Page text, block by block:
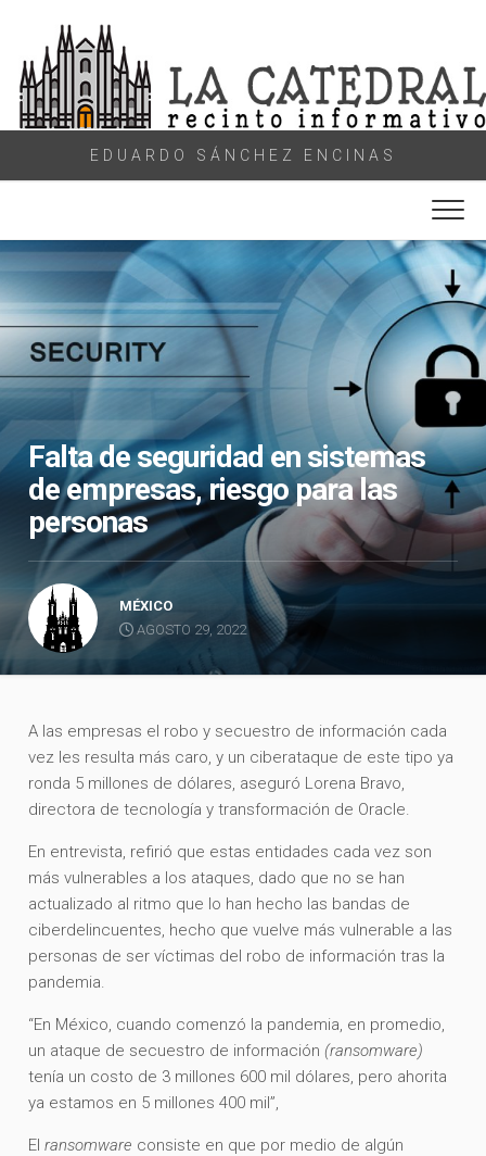
content
EDUARDO SÁNCHEZ ENCINAS
Falta de seguridad en sistemas
de empresas, riesgo para las
personas
MÉXICO
AGOSTO 29, 2022
A las empresas el robo y secuestro de información cada
vez les resulta más caro, y un ciberataque de este tipo ya
ronda 5 millones de dólares, aseguró Lorena Bravo,
directora de tecnología y transformación de Oracle.
En entrevista, refirió que estas entidades cada vez son
más vulnerables a los ataques, dado que no se han
actualizado al ritmo que lo han hecho las bandas de
ciberdelincuentes, hecho que vuelve más vulnerable a las
personas de ser víctimas del robo de información tras la
pandemia.
“En México, cuando comenzó la pandemia, en promedio,
un ataque de secuestro de información(ransomware)
tenía un costo de 3 millones 600 mil dólares, pero ahorita
ya estamos en 5 millones 400 mil”,
Elransomware consiste en que por medio de algún